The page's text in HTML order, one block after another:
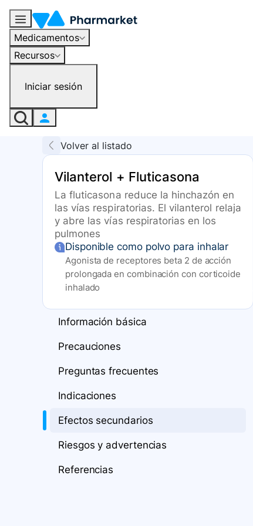
Medicamentos
Recursos
Iniciar sesión
Volver al listado
Vilanterol + Fluticasona
La fluticasona reduce la hinchazón en
las vías respiratorias. El vilanterol relaja
y abre las vías respiratorias en los
pulmones
Disponible como polvo para inhalar
Agonista de receptores beta 2 de acción
prolongada en combinación con corticoide
inhalado
Información básica
Precauciones
Preguntas frecuentes
Indicaciones
Efectos secundarios
Riesgos y advertencias
Referencias